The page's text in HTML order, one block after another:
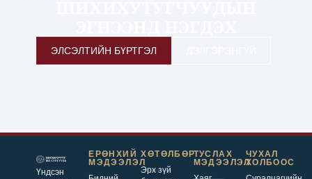
ЭЛСЭЛТИЙН БҮРТГЭЛ
Үндсэн
ЕРӨНХИЙ
МЭДЭЭЛЭЛ
ХӨТӨЛБӨР
Эрх зүй
ТУСЛАХ
МЭДЭЭЛЭЛ
ЧУХАЛ
ХОЛБООС